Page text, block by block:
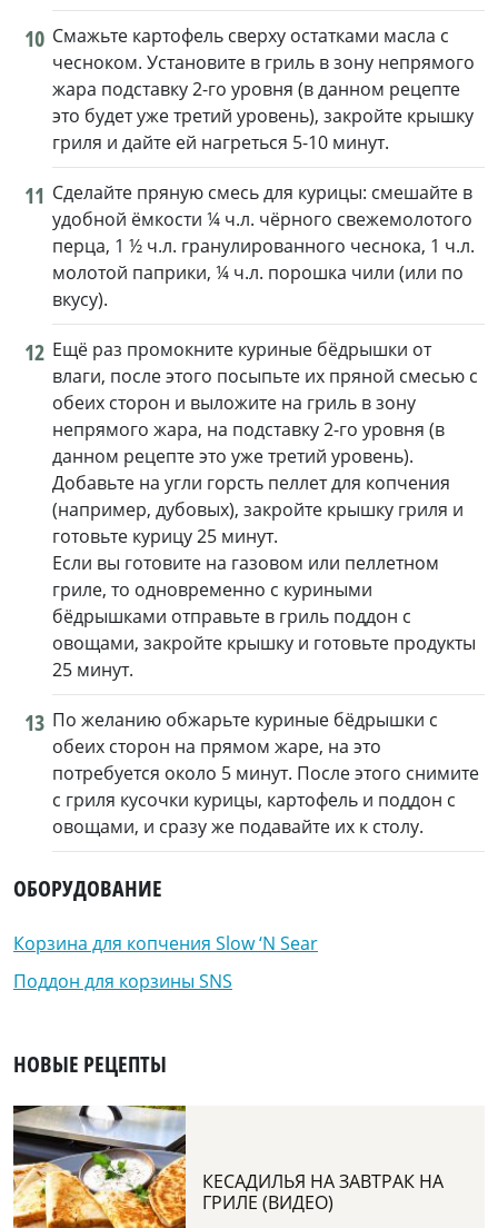
ОБОРУДОВАНИЕ
Корзина для копчения Slow ‘N Sear
Поддон для корзины SNS
НОВЫЕ РЕЦЕПТЫ
КЕСАДИЛЬЯ НА ЗАВТРАК НА
ГРИЛЕ (ВИДЕО)
10 Смажьте картофель сверху остатками масла с
чесноком. Установите в гриль в зону непрямого
жара подставку 2-го уровня (в данном рецепте
это будет уже третий уровень), закройте крышку
гриля и дайте ей нагреться 5-10 минут.
11 Сделайте пряную смесь для курицы: смешайте в
удобной ёмкости ¼ ч.л. чёрного свежемолотого
перца, 1 ½ ч.л. гранулированного чеснока, 1 ч.л.
молотой паприки, ¼ ч.л. порошка чили (или по
вкусу).
12 Ещё раз промокните куриные бёдрышки от
влаги, после этого посыпьте их пряной смесью с
обеих сторон и выложите на гриль в зону
непрямого жара, на подставку 2-го уровня (в
данном рецепте это уже третий уровень).
Добавьте на угли горсть пеллет для копчения
(например, дубовых), закройте крышку гриля и
готовьте курицу 25 минут.
Если вы готовите на газовом или пеллетном
гриле, то одновременно с куриными
бёдрышками отправьте в гриль поддон с
овощами, закройте крышку и готовьте продукты
25 минут.
13 По желанию обжарьте куриные бёдрышки с
обеих сторон на прямом жаре, на это
потребуется около 5 минут. После этого снимите
с гриля кусочки курицы, картофель и поддон с
овощами, и сразу же подавайте их к столу.